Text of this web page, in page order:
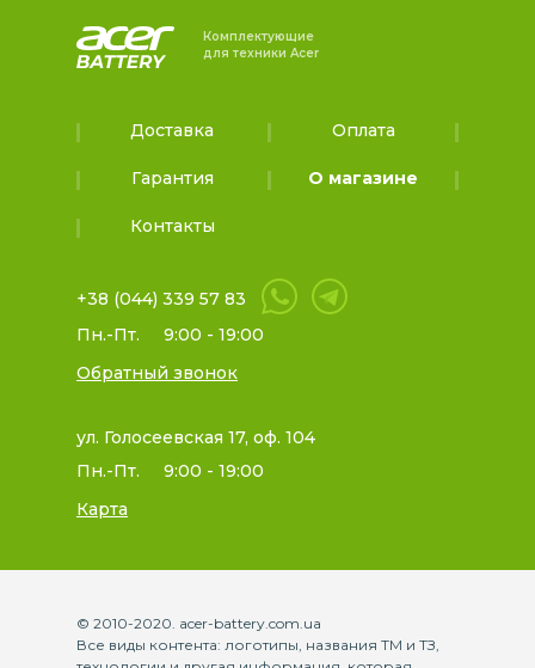
Комплектующие
для техники Acer
Доставка Оплата
Гарантия О магазине
Контакты
+38 (044) 339 57 83
Пн.-Пт.
9:00 - 19:00
Обратный звонок
ул. Голосеевская 17, оф. 104
Пн.-Пт.
9:00 - 19:00
Карта
© 2010-2020. acer-battery.com.ua
Все виды контента: логотипы, названия ТМ и ТЗ,